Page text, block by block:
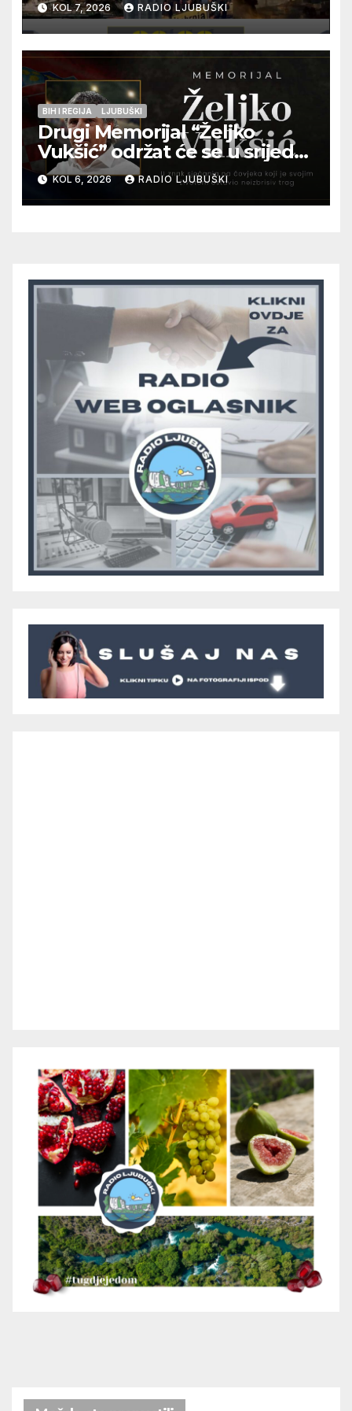
Kraljevića i osmorice
pripadnika HOS-a
KOL 7, 2026 RADIO LJUBUŠKI
BIH I REGIJA LJUBUŠKI
Drugi Memorijal “Željko
Vukšić” održat će se u srijedu
12. kolovoza u Otoku
KOL 6, 2026 RADIO LJUBUŠKI